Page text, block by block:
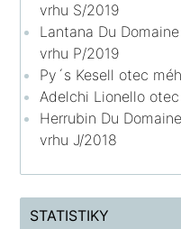
vrhu S/2019
Lantana Du
vrhu P/2019
Py´s Kesell otec
Adelchi Lionello
Herrubin Du
vrhu J/2018
STATISTIKY